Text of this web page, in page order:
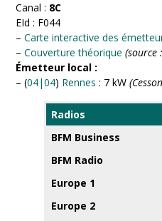
Canal : 8C
EId : F044
–Carte interactive des
–Couverture théorique
Émetteur local :
– (04|04) Rennes : 7 kW
Radios
BFM Business
BFM Radio
Europe 1
Europe 2